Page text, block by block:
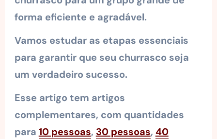
forma eficiente e agradável.
Vamos estudar as etapas essenciais
para garantir que seu churrasco seja
um verdadeiro sucesso.
Esse artigo tem artigos
complementares, com quantidades
para 10 pessoas, 30 pessoas, 40